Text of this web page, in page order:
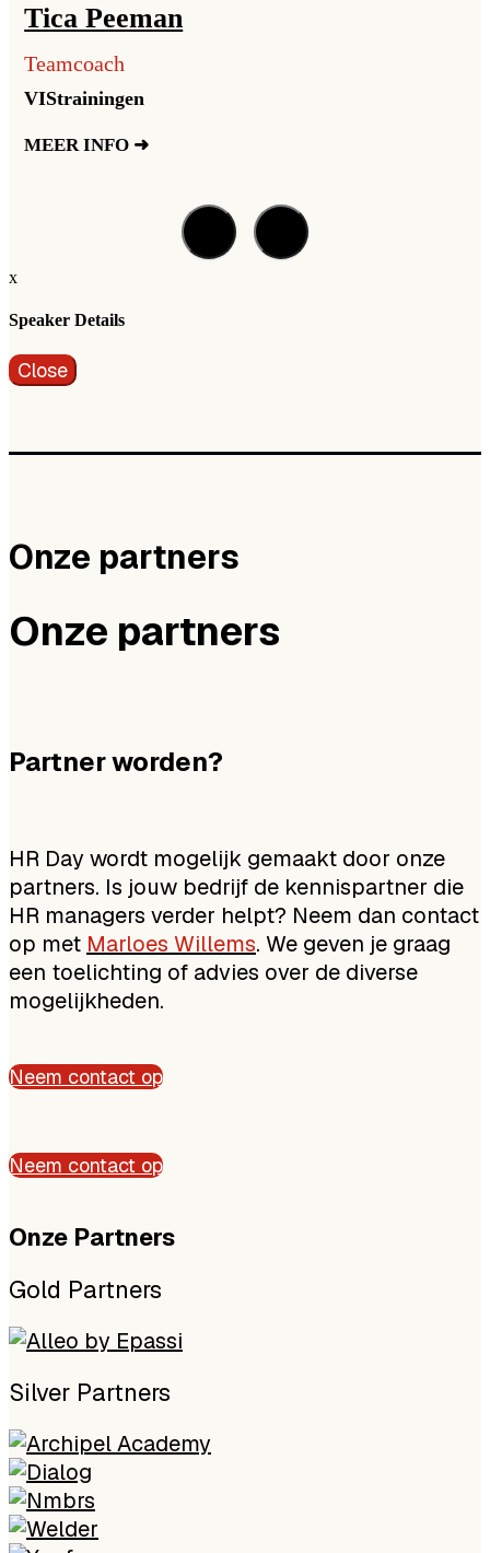
Tica Peeman
Teamcoach
VIStrainingen
MEER INFO ➜
x
Speaker Details
Close
Onze partners
Onze partners
Partner worden?
HR Day wordt mogelijk gemaakt door onze
partners. Is jouw bedrijf de kennispartner die
HR managers verder helpt? Neem dan contact
op met Marloes Willems. We geven je graag
een toelichting of advies over de diverse
mogelijkheden.
Neem contact op
Neem contact op
Onze Partners
Gold Partners
Silver Partners